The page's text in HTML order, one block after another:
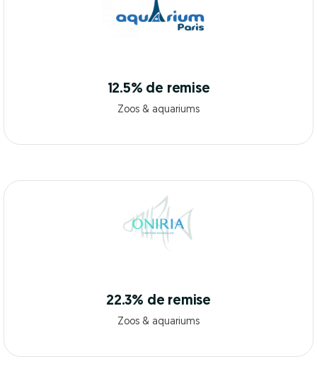
12.5% de remise
Zoos & aquariums
22.3% de remise
Zoos & aquariums